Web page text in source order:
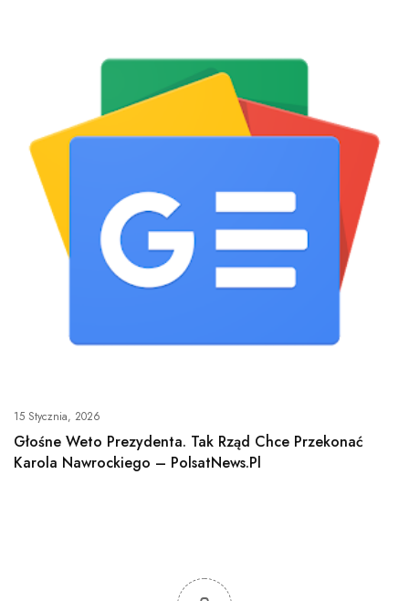
15 Stycznia, 2026
Głośne Weto Prezydenta. Tak Rząd Chce Przekonać
Karola Nawrockiego – PolsatNews.pl